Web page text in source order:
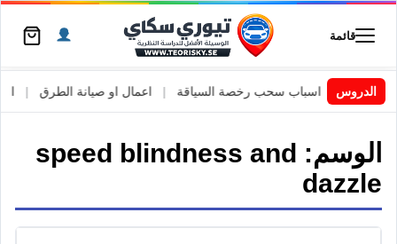
قائمة
الدروسالسويد | اسباب سحب رخصة السياقة اعمال او صيانة الطرق
الوسم: speed blindness and
dazzle